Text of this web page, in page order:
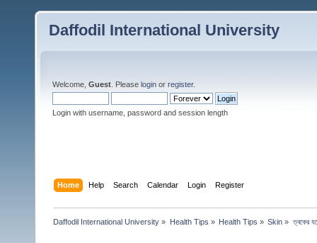
Daffodil International University
Welcome, Guest . Please login or register.
Login with username, password and session length
Home Help Search Calendar Login Register
Daffodil International University » Health Tips » Health Tips » Skin » ত্বকের